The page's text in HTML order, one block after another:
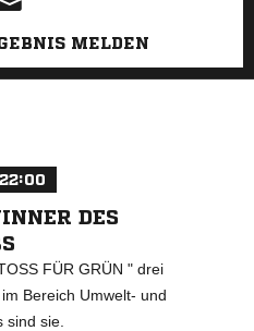
MELDEN
DES
FÜR GRÜN " drei
Bereich Umwelt- und
sind sie.